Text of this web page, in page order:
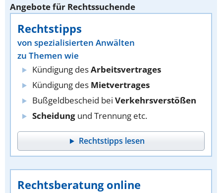
Angebote für Rechtssuchende
Rechtstipps
von spezialisierten Anwälten
zu Themen wie
Kündigung desArbeitsvertrages
Kündigung des Mietvertrages
Bußgeldbescheid bei Verkehrsverstößen
Scheidung und Trennung etc.
Rechtstipps lesen
Rechtsberatung online